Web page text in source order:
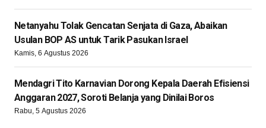
Netanyahu Tolak Gencatan Senjata di Gaza, Abaikan
Usulan BOP AS untuk Tarik Pasukan Israel
Kamis, 6 Agustus 2026
Mendagri Tito Karnavian Dorong Kepala Daerah Efisiensi
Anggaran 2027, Soroti Belanja yang Dinilai Boros
Rabu, 5 Agustus 2026